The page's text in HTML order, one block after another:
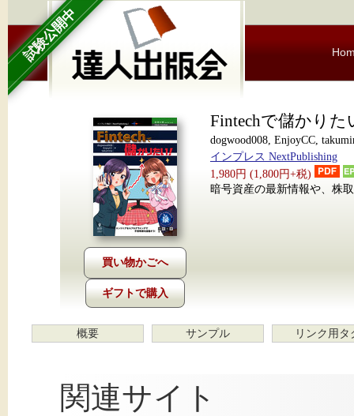
試験公開中
ギフトで購入
Fintechで儲かりた
dogwood008, EnjoyCC,
インプレス NextPublishing
1,980円 (1,800円+税)
暗号資産の最新情報や、株
概要 サンプル リンク用タ
関連サイト